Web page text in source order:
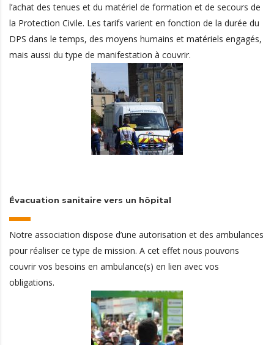
l’achat des tenues et du matériel de formation et de secours de
la Protection Civile. Les tarifs varient en fonction de la durée du
DPS dans le temps, des moyens humains et matériels engagés,
mais aussi du type de manifestation à couvrir.
Évacuation sanitaire vers un hôpital
Notre association dispose d’une autorisation et des ambulances
pour réaliser ce type de mission. A cet effet nous pouvons
couvrir vos besoins en ambulance(s) en lien avec vos
obligations.